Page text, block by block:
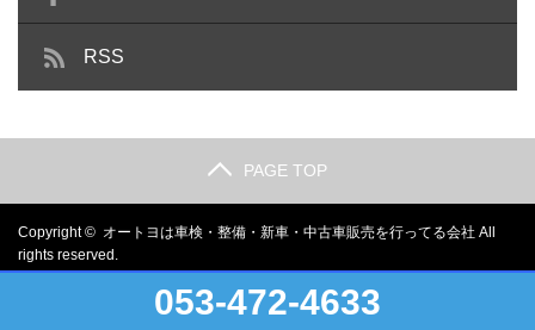
RSS
PAGE TOP
Copyright © オートヨは車検・整備・新車・中古車販売を行ってる会社 All
rights reserved.
053-472-4633